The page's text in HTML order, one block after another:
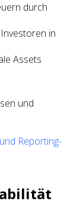
durch
in
Assets
und
Reporting-